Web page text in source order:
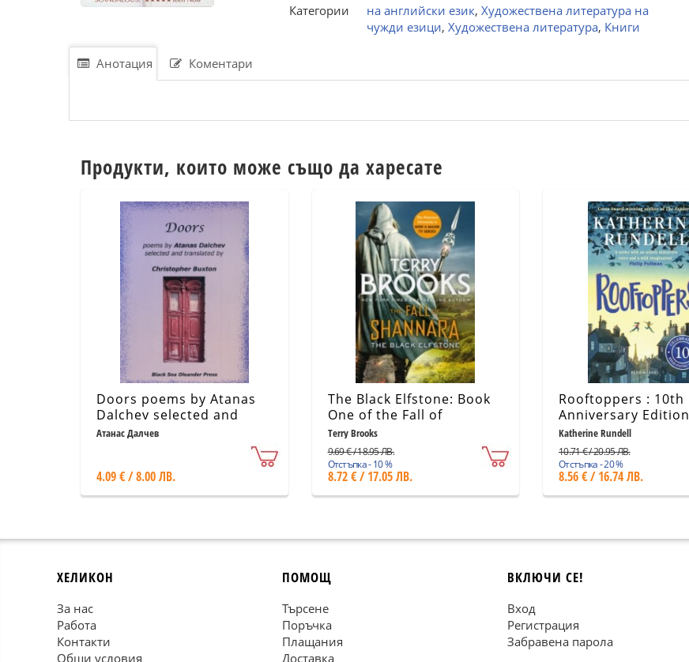
Категории
на английски език, Художествена литература на
чужди езици, Художествена литература, Книги
Анотация Коментари
Продукти, които може също да харесате
Doors poems by Atanas
Dalchev selected and
translated by Cristopher
Атанас Далчев
4.09 € / 8.00 ЛВ.
The Black Elfstone: Book
One of the Fall of
Shannara
Terry Brooks
9.69 € / 18.95 ЛВ.
Отстъпка - 10 %
8.72 € / 17.05 ЛВ.
Rooftoppers : 10th
Anniversary Edition
Katherine Rundell
10.71 € / 20.95 ЛВ.
Отстъпка - 20 %
8.56 € / 16.74 ЛВ.
ХЕЛИКОН
За нас
Работа
Контакти
Общи условия
ПОМОЩ
Търсене
Поръчка
Плащания
Доставка
ВКЛЮЧИ СЕ!
Вход
Регистрация
Забравена парола